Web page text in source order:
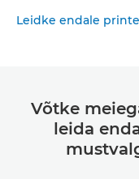
Leidke endale
Võtke
leida